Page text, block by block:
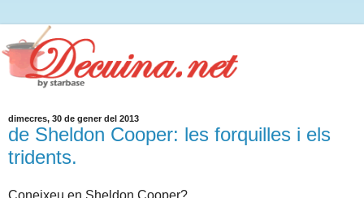
dimecres, 30 de gener del 2013
de Sheldon Cooper: les forquilles i els
tridents.